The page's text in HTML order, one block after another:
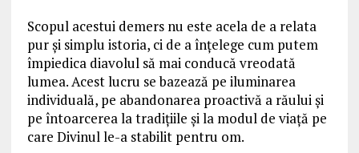
Scopul acestui demers nu este acela de a relata
pur și simplu istoria, ci de a înțelege cum putem
împiedica diavolul să mai conducă vreodată
lumea. Acest lucru se bazează pe iluminarea
individuală, pe abandonarea proactivă a răului și
pe întoarcerea la tradițiile și la modul de viață pe
care Divinul le-a stabilit pentru om.